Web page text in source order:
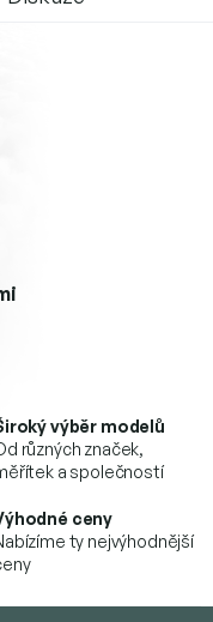
výběr modelů
různých značek,
a společností
ceny
ty nejvýhodnější